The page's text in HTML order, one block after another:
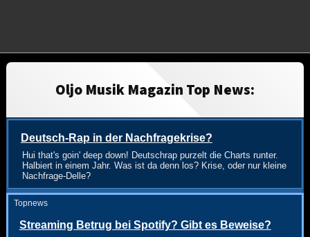
Oljo Musik Magazin Top News:
Deutsch-Rap in der Nachfragekrise?
Hui that's goin' deep down! Deutschrap purzelt die Charts runter.
Halbiert in einem Jahr. Was ist da denn los? Krise, oder nur kleine
Nachfrage-Delle?
Topnews
Streaming Betrug bei Spotify? Gibt es Beweise?